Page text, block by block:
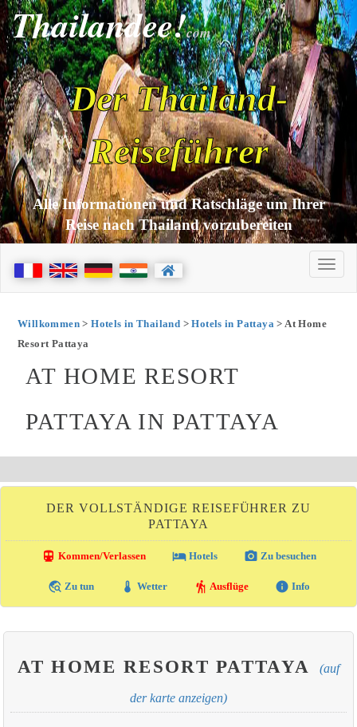
Thailandee!com
Der Thailand-
Reiseführer
Alle Informationen und Ratschläge um Ihrer
Reise nach Thailand vorzubereiten
Willkommen>Hotels in Thailand >Hotels in Pattaya > At Home
Resort Pattaya
AT HOME RESORT
PATTAYA IN PATTAYA
DER VOLLSTÄNDIGE REISEFÜHRER ZU
PATTAYA
directions_transit Kommen/Verlassen local_hotelHotels photo_camera Zu besuchen
travel_explore Zu tun thermostat Wetter hiking Ausflüge info Info
AT HOME RESORT PATTAYA (auf
der karte anzeigen)